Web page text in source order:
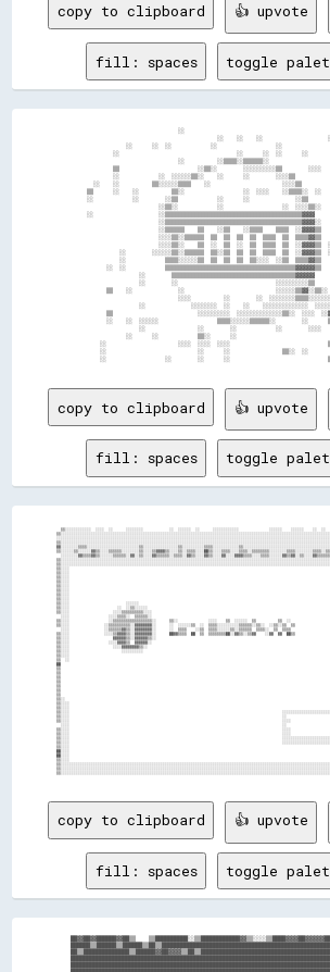
copy to clipboard 👍 upvote
fill: spaces toggle
░░    ░░    ░░
░░      ░░  ░░            ░░                  ░░
░░                                    ░░
░░
▒▒                        ░░▒▒░░        ░░░░░░░░░░▒▒
░░            ░░  ░░░░░░▒▒░░    ░░      ░░        ░░░░▒▒
░░    ░░          ▒▒░░░░░░▒▒▒▒    ░░
▒▒      ░░    ░░          ▒▒░░                  ░░  ░░░░    ░░▒▒▒▒░░  ░░
░░            ░░        ░░▒▒            ░░      ░░
░░▒▒░░            ░░                  ░░
░░
░░▒▒▒▒▒▒    ▒▒    ░░▒▒    ░░▒▒▒▒
░░░░▒▒░░▒▒▒▒▒▒  ▒▒  ▒▒  ▒▒  ▒▒  ▒▒▒▒  ▒▒
░░░░▒▒░░    ▒▒  ░░  ▒▒  ░░  ▒▒  ▒▒▒▒  ▒▒
░░        ░░░░░░▒▒░░▒▒▒▒▒▒  ▒▒░░▒▒  ▒▒  ▒▒  ▒▒▒▒  ▒▒
░░            ▒▒▒▒░░░░░░▒▒  ▒▒  ▒▒  ▒▒  ▒▒░░░░  ░░▒▒
░░  ░░
░░
░░        ░░
▒▒    ░░              ░░
░░░░          ░░        ░░
░░              ░░░░░░░░  ░░    ░░    ░░░░░░░░░░░░░░
▒▒                          ░░░░░░░░░░  ░░░░░░░░░░░░░░▒▒░░
░░    ░░  ░░░░░░                  ▒▒▒▒░░░░░░▒▒▒▒▒▒░░        ░░
░░                ░░        ░░            ░░
░░      ░░            ▒▒░░      ░░
░░                      ░░░░  ░░░░  ░░░░
░░                            ░░      ░░                ▒▒░░  ░░
copy to clipboard 👍 upvote
fill: spaces toggle
copy to clipboard 👍 upvote
fill: spaces toggle
██▓▓██▓▓██████▓▓██▒▒